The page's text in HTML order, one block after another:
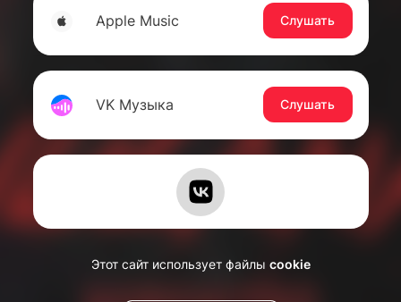
Apple Music Слушать
VK Музыка Слушать
Этот сайт использует файлы cookie